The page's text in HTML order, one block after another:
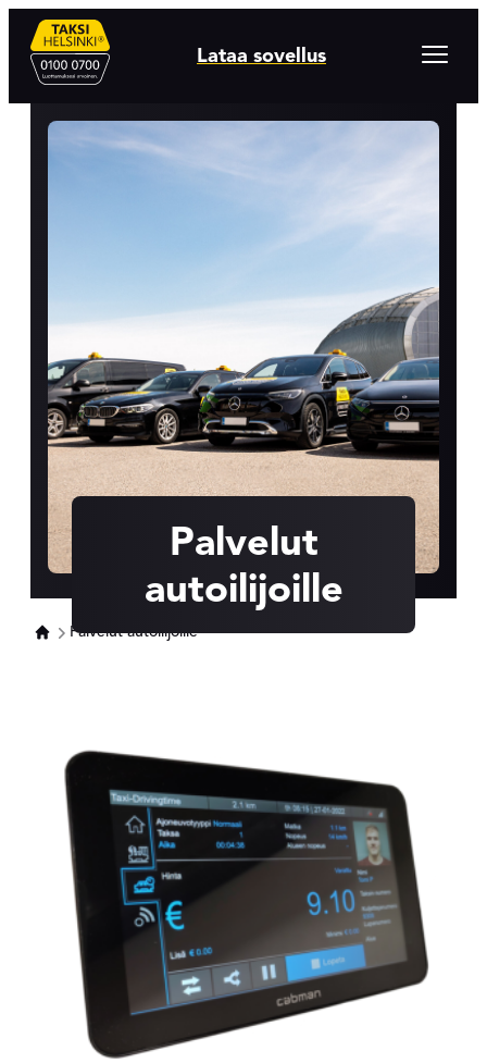
Hyppää
sisältöön
Lataa sovellus
Avaa
valikko
Palvelut
autoilijoille
Palvelut autoilijoille